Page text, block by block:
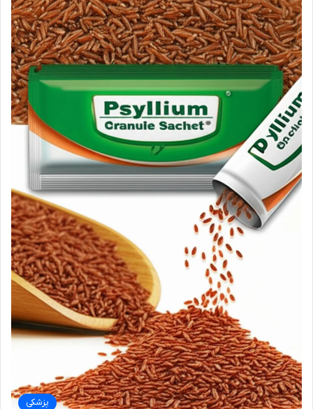
پزشکی